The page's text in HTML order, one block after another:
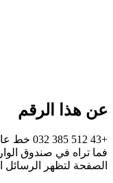
عن هذا الرقم
فما تراه في صندوق
الصفحة لتظهر الرسائل